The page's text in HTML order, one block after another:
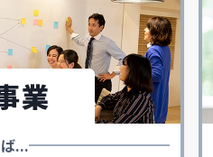
業
...